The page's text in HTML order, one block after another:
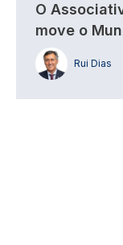
O
move o
Rui Dias